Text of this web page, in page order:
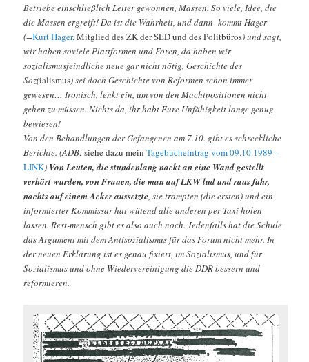
Betriebe einschließlich Leiter gewonnen, Massen. So viele, Idee, die
die Massen ergreift! Da ist die Wahrheit, und dann kommt Hager
(=Kurt Hager,Mitglied des ZK der SED und des Politbüros) und sagt,
wir haben soviele Plattformen und Foren, da haben wir
sozialismusfeindliche neue gar nicht nötig, Geschichte des
Soz(ialismus) sei doch Geschichte von Reformen schon immer
gewesen… Ironisch, lenkt ein, um von den Machtpositionen nicht
gehen zu müssen. Nichts da, ihr habt Eure Unfähigkeit lange genug
bewiesen!
Von den Behandlungen der Gefangenen am 7.10. gibt es schreckliche
Berichte. (ADB:siehe dazu meinTagebucheintrag vom 09.10.1989 –
LINK) Von Leuten, die stundenlang nackt an eine Wand gestellt
verhört wurden, von Frauen, die man auf LKW lud und raus fuhr,
nachts auf einem Acker aussetzte, sie trampten (die ersten) und ein
informierter Kommissar hat wütend alle anderen per Taxi holen
lassen. Rest-mensch gibt es also auch noch. Jedenfalls hat die Schule
das Argument mit dem Antisozialismus für das Forum nicht mehr. In
der neuen Erklärung ist es genau fixiert, im Sozialismus, und für
Sozialismus und ohne Wiedervereinigung die DDR bessern und
reformieren.